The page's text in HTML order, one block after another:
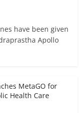
have been given
Apollo
MetaGO for
Health Care